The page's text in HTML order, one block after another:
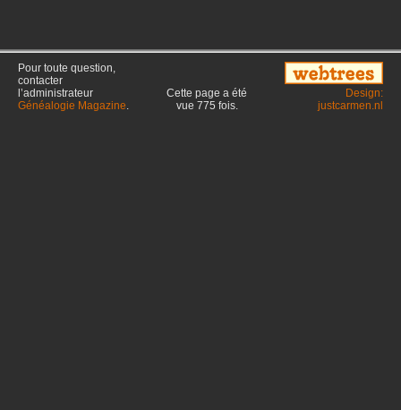
Pour toute question,
contacter
l’administrateur
Généalogie Magazine.
Cette page a été
vue 775 fois.
Design:
justcarmen.nl